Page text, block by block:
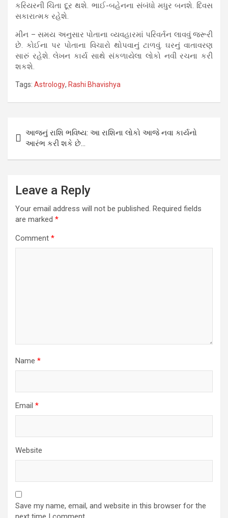
કરિયરની ચિંતા દૂર થશે. ભાઈ-બહેનના સંબંધો મધુર બનશે. દિવસ
સકારાત્મક રહેશે.
મીન – સમય અનુસાર પોતાના વ્યવહારમાં પરિવર્તન લાવવું જરૂરી
છે. કોઈના પર પોતાના વિચારો થોપવાનું ટાળવું. ઘરનું વાતાવરણ
સારું રહેશે. લેખન કાર્ય સાથે સંકળાયેલા લોકો નવી રચના કરી
શકશે.
Tags: Astrology, Rashi Bhavishya
navigation
આજનું રાશિ ભવિષ્ય: આ રાશિના લોકો આજે નવા કાર્યનો
આરંભ કરી શકે છે…
Leave a Reply
Your email address will not be published. Required fields
are marked *
Comment *
Name *
Email *
Website
Save my name, email, and website in this browser for the